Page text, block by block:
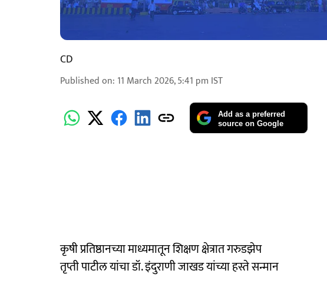
CD
Published on: 11 March 2026, 5:41 pm IST
Add as a preferred
source on Google
कृषी प्रतिष्ठानच्या माध्यमातून शिक्षण क्षेत्रात गरुडझेप
तृप्ती पाटील यांचा डॉ. इंदुराणी जाखड यांच्या हस्ते सन्मान